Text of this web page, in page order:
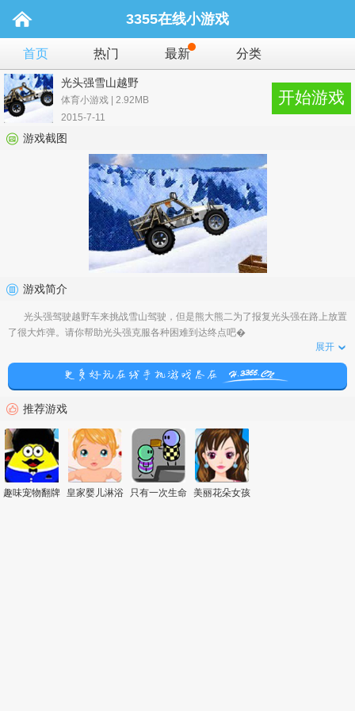
3355在线小游戏
首页 热门 最新 分类
光头强雪山越野
体育小游戏 | 2.92MB
2015-7-11
开始游戏
游戏截图
游戏简介
光头强驾驶越野车来挑战雪山驾驶，但是熊大熊二为了报复光头强在路上放置
了很大炸弹。请你帮助光头强克服各种困难到达终点吧�
展开
推荐游戏
趣味宠物翻牌 皇家婴儿淋浴 只有一次生命 美丽花朵女孩